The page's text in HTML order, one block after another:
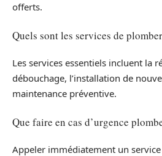
offerts.
Quels sont les services de
Les services essentiels incluent la
débouchage, l’installation de
maintenance préventive.
Que faire en cas d’urgence
Appeler immédiatement un